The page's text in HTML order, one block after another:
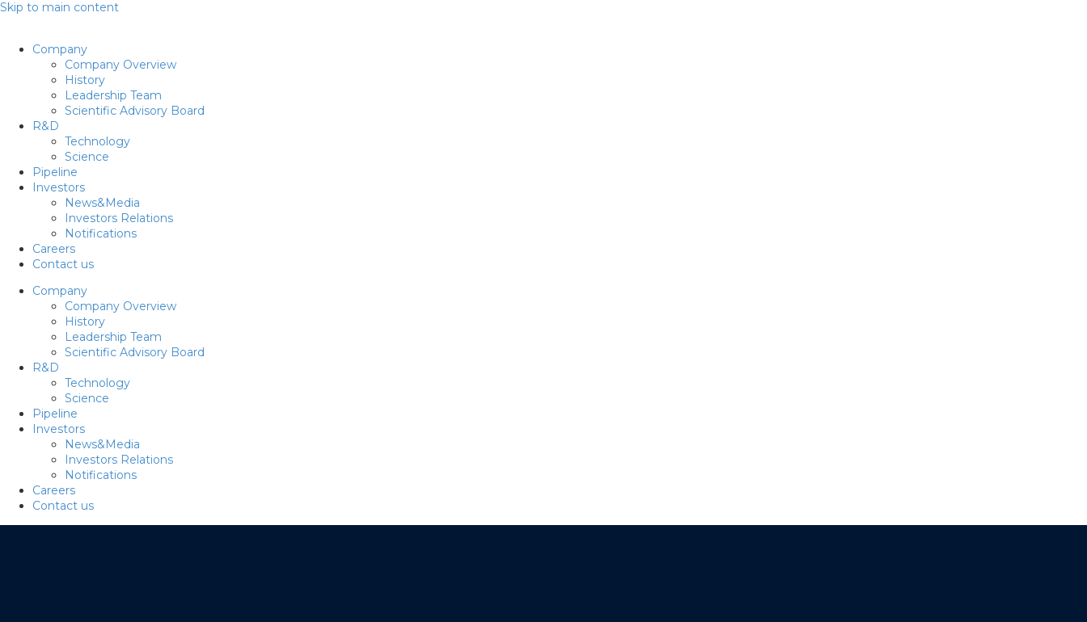
Skip to main content
Company
Company Overview
History
Leadership Team
Scientific Advisory Board
R&D
Technology
Science
Pipeline
Investors
News&Media
Investors Relations
Notifications
Careers
Contact us
Company
Company Overview
History
Leadership Team
Scientific Advisory Board
R&D
Technology
Science
Pipeline
Investors
News&Media
Investors Relations
Notifications
Careers
Contact us